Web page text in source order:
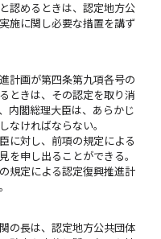
認めるときは、認定地方公
施に関し必要な措置を講ず
計画が第四条第九項各号の
ときは、その認定を取り消
内閣総理大臣は、あらかじ
なければならない。
に対し、前項の規定による
を申し出ることができる。
規定による認定復興推進計
の長は、認定地方公共団体